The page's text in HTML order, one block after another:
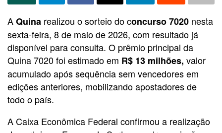
AQuina realizou o sorteio do concurso 7020 nesta
sexta-feira, 8 de maio de 2026, com resultado já
disponível para consulta. O prêmio principal da
Quina 7020 foi estimado em R$ 13 milhões, valor
acumulado após sequência sem vencedores em
edições anteriores, mobilizando apostadores de
todo o país.
A Caixa Econômica Federal confirmou a realização